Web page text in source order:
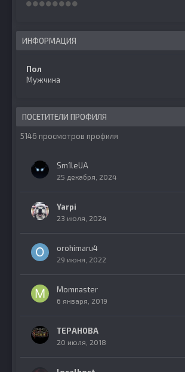
ИНФОРМАЦИЯ
Пол
Мужчина
ПОСЕТИТЕЛИ ПРОФИЛЯ
5146 просмотров профиля
Sm1leUA
25 декабря, 2024
Yarpi
23 июля, 2024
orohimaru4
29 июня, 2022
Momnaster
6 января, 2019
TEPAH0BA
20 июля, 2018